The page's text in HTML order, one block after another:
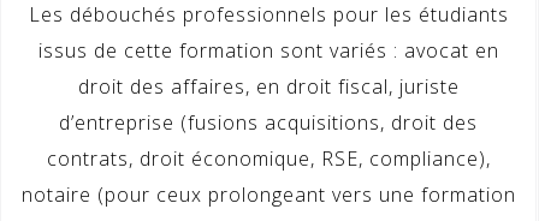
Les débouchés professionnels pour les étudiants
issus de cette formation sont variés : avocat en
droit des affaires, en droit fiscal, juriste
d’entreprise (fusions acquisitions, droit des
contrats, droit économique, RSE, compliance),
notaire (pour ceux prolongeant vers une formation